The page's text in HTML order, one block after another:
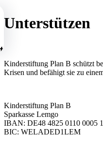
Unterstützen
Kinderstiftung Plan B schützt
Krisen und befähigt sie zu
Kinderstiftung Plan B
Sparkasse Lemgo
IBAN: DE48 4825 0110 0005
BIC: WELADED1LEM